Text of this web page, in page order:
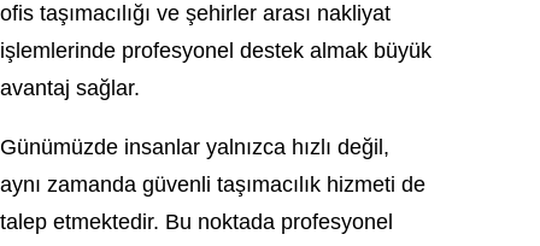
ofis taşımacılığı ve şehirler arası nakliyat
işlemlerinde profesyonel destek almak büyük
avantaj sağlar.
Günümüzde insanlar yalnızca hızlı değil,
aynı zamanda güvenli taşımacılık hizmeti de
talep etmektedir. Bu noktada profesyonel